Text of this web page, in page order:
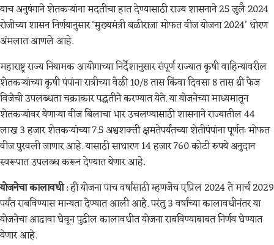
याच अनुषंगाने शेतकऱ्यांना मदतीचा हात देण्यासाठी राज्य शासनाने 25 जुलै 2024
रोजीच्या शासन निर्णयानुसार ‘मुख्यमंत्री बळीराजा मोफत वीज योजना 2024’ धोरण
अंमलात आणले आहे.
महाराष्ट्र राज्य नियामक आयोगाच्या निर्देशानुसार संपूर्ण राज्यात कृषी वाहिन्यांवरील
शेतकऱ्यांच्या कृषी पंपांना रात्रीच्या वेळी 10/8 तास किंवा दिवसा 8 तास थ्री फेज
विजेची उपलब्धता चक्राकार पद्धतीने करण्यात येते. या योजनेच्या माध्यमातून
शेतकऱ्यांवर येणाऱ्या वीज बिलाचा भार उचलण्यासाठी शासनाने राज्यातील 44
लाख 3 हजार शेतकऱ्यांच्या 7.5 अश्वशक्ती क्षमतेपर्यंतच्या शेतीपंपांना पूर्णतः मोफत
वीज पुरवली जाणार आहे. यासाठी साधारण 14 हजार 760 कोटी रुपये अनुदान
स्वरूपात उपलब्ध करून देण्यात येणार आहे.
योजनेचा कालावधी: ही योजना पाच वर्षांसाठी म्हणजेच एप्रिल 2024 ते मार्च 2029
पर्यंत राबविण्यास मान्यता देण्यात आली आहे. परंतु 3 वर्षांच्या कालावधीनंतर या
योजनेचा आढावा घेवून पुढील कालावधीत योजना राबविण्याबाबत निर्णय घेण्यात
येणार आहे.